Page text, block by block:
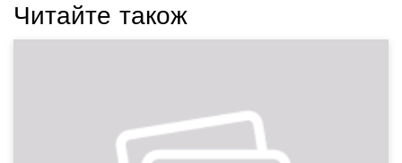
Читайте також